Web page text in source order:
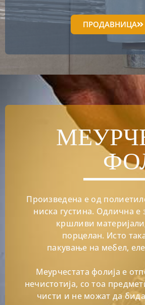
ПРОДАВНИЦА
Произведена е од
ниска густина. Одлична е
кршливи
порцелан. Исто
пакување на мебел,
Меурчестата фолија е
нечистотија, со тоа
чисти и не можат да